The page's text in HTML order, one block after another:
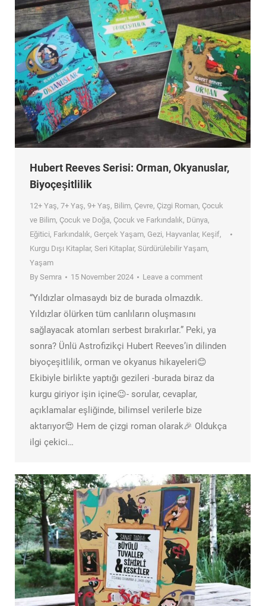
Hubert Reeves Serisi: Orman, Okyanuslar,
Biyoçeşitlilik
12+ Yaş, 7+ Yaş, 9+ Yaş, Bilim, Çevre, Çizgi Roman, Çocuk
ve Bilim, Çocuk ve Doğa, Çocuk ve Farkındalık, Dünya,
Eğitici, Farkındalık, Gerçek Yaşam, Gezi, Hayvanlar, Keşif,
Kurgu Dışı Kitaplar, Seri Kitaplar, Sürdürülebilir Yaşam,
Yaşam
By Semra 15 November 2024 Leave a comment
“Yıldızlar olmasaydı biz de burada olmazdık.
Yıldızlar ölürken tüm canlıların oluşmasını
sağlayacak atomları serbest bırakırlar.” Peki, ya
sonra? Ünlü Astrofizikçi Hubert Reeves’in dilinden
biyoçeşitlilik, orman ve okyanus hikayeleri😊
Ekibiyle birlikte yaptığı gezileri -burada biraz da
kurgu giriyor işin içine😉- sorular, cevaplar,
açıklamalar eşliğinde, bilimsel verilerle bize
aktarıyor😍 Hem de çizgi roman olarak🎉 Oldukça
ilgi çekici…